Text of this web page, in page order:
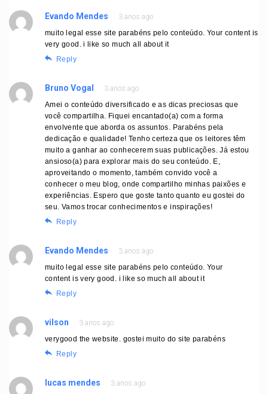
Evando Mendes
3 anos ago
muito legal esse site parabéns pelo conteúdo. Your content is
very good. i like so much all about it
Reply
Bruno Vogal
3 anos ago
Amei o conteúdo diversificado e as dicas preciosas que
você compartilha. Fiquei encantado(a) com a forma
envolvente que aborda os assuntos. Parabéns pela
dedicação e qualidade! Tenho certeza que os leitores têm
muito a ganhar ao conhecerem suas publicações. Já estou
ansioso(a) para explorar mais do seu conteúdo. E,
aproveitando o momento, também convido você a
conhecer o meu blog, onde compartilho minhas paixões e
experiências. Espero que goste tanto quanto eu gostei do
seu. Vamos trocar conhecimentos e inspirações!
Reply
Evando Mendes
3 anos ago
muito legal esse site parabéns pelo conteúdo. Your
content is very good. i like so much all about it
Reply
vilson
3 anos ago
verygood the website. gostei muito do site parabéns
Reply
lucas mendes
3 anos ago